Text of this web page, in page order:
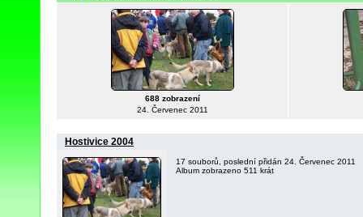
688 zobrazení
24. Červenec 2011
Hostivice 2004
17 souborů, poslední přidán 24. Červenec 2011
Album zobrazeno 511 krát